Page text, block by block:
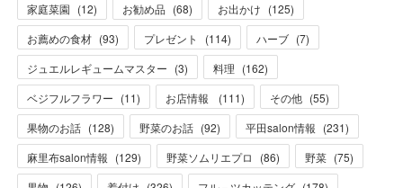
家庭菜園 (12) お勧め品 (68) お出かけ (125)
お薦めの食材 (93) プレゼント (114) ハーブ (7)
ジュエルレギュームマスター (3) 料理 (162)
ベジフルフラワー (11) お店情報 (111) その他 (55)
果物のお話 (128) 野菜のお話 (92) 平田salon情報 (231)
麻里布salon情報 (129) 野菜ソムリエプロ (86) 野菜 (75)